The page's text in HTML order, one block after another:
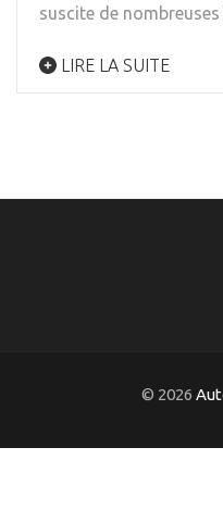
suscite de
LIRE LA SUITE
© 2026